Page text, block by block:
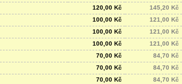
120,00 Kč 145,20 Kč
100,00 Kč 121,00 Kč
100,00 Kč 121,00 Kč
100,00 Kč 121,00 Kč
70,00 Kč 84,70 Kč
70,00 Kč 84,70 Kč
70,00 Kč 84,70 Kč